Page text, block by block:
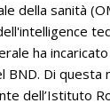
della sanità
ha
BND. Di questa
dell’Istituto